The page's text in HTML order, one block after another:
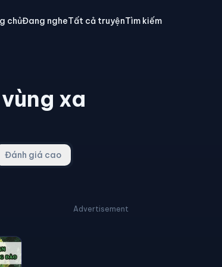
chủĐang ngheTất cả truyệnTìm kiếm
xa
Đánh giá cao
Advertisement